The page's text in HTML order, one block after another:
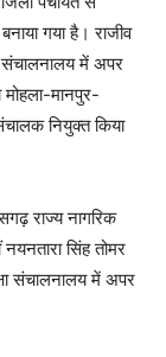
गया है। राजीव
संचालनालय में अपर
मोहला-मानपुर-
नियुक्त किया
राज्य नागरिक
सिंह तोमर
संचालनालय में अपर